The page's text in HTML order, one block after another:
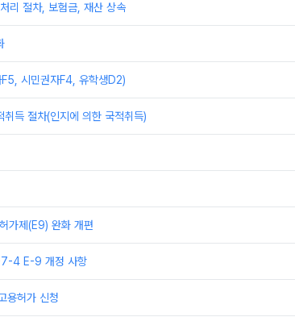
리 절차, 보험금, 재산 상속
F5, 시민권자F4, 유학생D2)
득 절차(인지에 의한 국적취득)
가제(E9) 완화 개편
4 E-9 개정 사항
용허가 신청